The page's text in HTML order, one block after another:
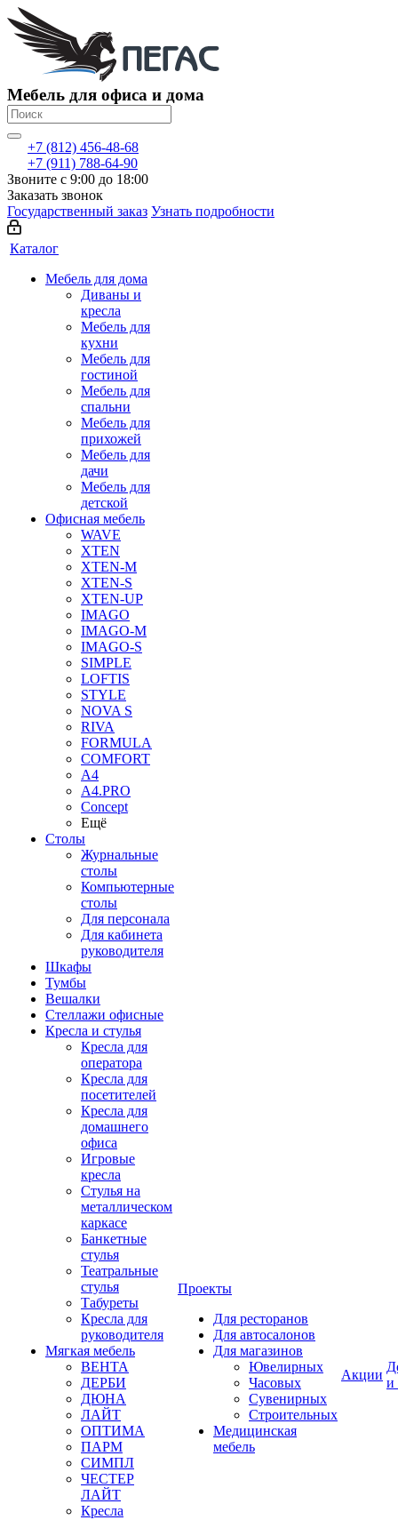
Мебель для офиса и дома
+7 (812) 456-48-68
+7 (911) 788-64-90
Звоните с 9:00 до 18:00
Заказать звонок
Государственный заказ Узнать подробности
Каталог
Мебель для дома
Диваны и
кресла
Мебель для
кухни
Мебель для
гостиной
Мебель для
спальни
Мебель для
прихожей
Мебель для
дачи
Мебель для
детской
Офисная мебель
WAVE
XTEN
XTEN-M
XTEN-S
XTEN-UP
IMAGO
IMAGO-M
IMAGO-S
SIMPLE
LOFTIS
STYLE
NOVA S
RIVA
FORMULA
COMFORT
A4
A4.PRO
Concept
Ещё
Столы
Журнальные
столы
Компьютерные
столы
Для персонала
Для кабинета
руководителя
Шкафы
Тумбы
Вешалки
Стеллажи офисные
Кресла и стулья
Кресла для
оператора
Кресла для
посетителей
Кресла для
домашнего
офиса
Игровые
кресла
Стулья на
металлическом
каркасе
Банкетные
стулья
Театральные
стулья
Табуреты
Кресла для
руководителя
Мягкая мебель
ВЕНТА
ДЕРБИ
ДЮНА
ЛАЙТ
ОПТИМА
ПАРМ
СИМПЛ
ЧЕСТЕР
ЛАЙТ
Кресла
Проекты
Для ресторанов
Для автосалонов
Для магазинов
Ювелирных
Часовых
Сувенирных
Строительных
Медицинская
мебель
Акции
и